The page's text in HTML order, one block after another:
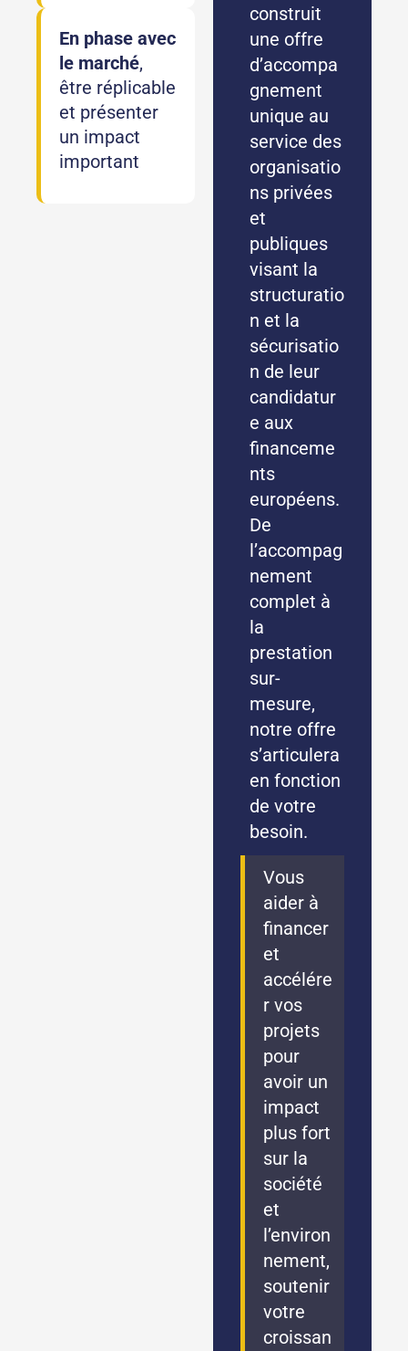
construit
une offre
d’accompa
gnement
unique au
service des
organisatio
ns privées
et
publiques
visant la
structuratio
n et la
sécurisatio
n de leur
candidatur
e aux
financeme
nts
européens.
De
l’accompag
nement
complet à
la
prestation
sur-
mesure,
notre offre
s’articulera
en fonction
de votre
besoin.
Vous
aider à
financer
et
accélére
r vos
projets
pour
avoir un
impact
plus fort
sur la
société
et
l’environ
nement,
soutenir
votre
croissan
En phase avec
le marché,
être réplicable
et présenter
un impact
important